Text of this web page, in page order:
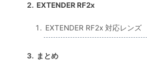
EXTENDER RF2x
EXTENDER RF2x 対応レンズ
まとめ